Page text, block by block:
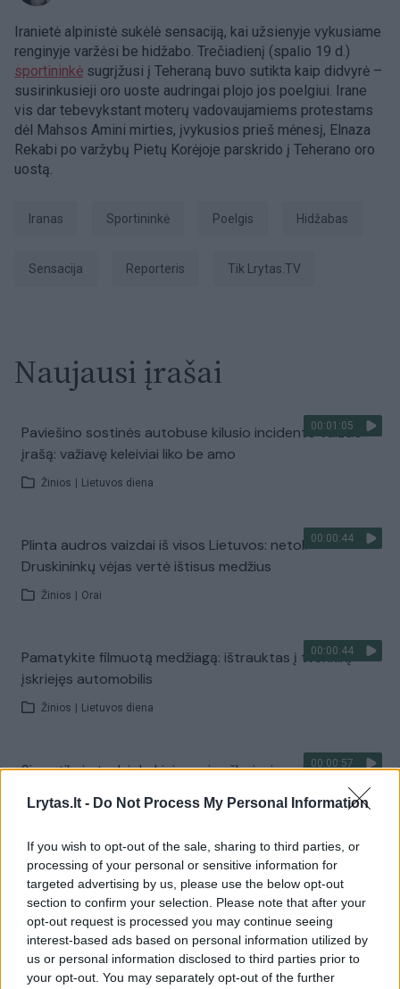
Lrytas.lt - Do Not Process My Personal Information
If you wish to opt-out of the sale, sharing to third parties, or
processing of your personal or sensitive information for
targeted advertising by us, please use the below opt-out
section to confirm your selection. Please note that after your
opt-out request is processed you may continue seeing
interest-based ads based on personal information utilized by
us or personal information disclosed to third parties prior to
your opt-out. You may separately opt-out of the further
Iranietė alpinistė sukėlė sensaciją, kai užsienyje vykusiame
renginyje varžėsi be hidžabo. Trečiadienį (spalio 19 d.)
sportininkė sugrįžusi į Teheraną buvo sutikta kaip didvyrė –
susirinkusieji oro uoste audringai plojo jos poelgiui. Irane
vis dar tebevykstant moterų vadovaujamiems protestams
dėl Mahsos Amini mirties, įvykusios prieš mėnesį, Elnaza
Rekabi po varžybų Pietų Korėjoje parskrido į Teherano oro
uostą.
Iranas sportininkė Poelgis hidžabas
sensacija Reporteris tik Lrytas.TV
Naujausi įrašai
00:01:05
Paviešino sostinės autobuse kilusio incidento vaizdo
įrašą: važiavę keleiviai liko be amo
Žinios Lietuvos diena
00:00:44
Plinta audros vaizdai iš visos Lietuvos: netoli
Druskininkų vėjas vertė ištisus medžius
Žinios Orai
00:00:44
Pamatykite filmuotą medžiagą: ištrauktas į tvenkinį
įskriejęs automobilis
Žinios Lietuvos diena
00:00:57
Sinoptikai atsakė, kokiais orais užbaigsime darbo
Visi įrašai
Žiūrimiausi įrašai